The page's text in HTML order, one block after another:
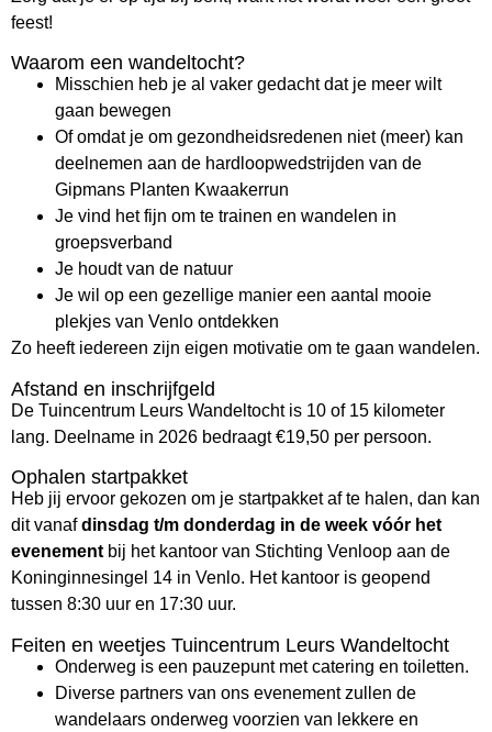
feest!
Waarom een wandeltocht?
Misschien heb je al vaker gedacht dat je meer wilt
gaan bewegen
Of omdat je om gezondheidsredenen niet (meer) kan
deelnemen aan de hardloopwedstrijden van de
Gipmans Planten Kwaakerrun
Je vind het fijn om te trainen en wandelen in
groepsverband
Je houdt van de natuur
Je wil op een gezellige manier een aantal mooie
plekjes van Venlo ontdekken
Zo heeft iedereen zijn eigen motivatie om te gaan wandelen.
Afstand en inschrijfgeld
De Tuincentrum Leurs Wandeltocht is 10 of 15 kilometer
lang. Deelname in 2026 bedraagt €19,50 per persoon.
Ophalen startpakket
Heb jij ervoor gekozen om je startpakket af te halen, dan kan
dit vanafdinsdag t/m donderdag in de week vóór het
evenement bij het kantoor van Stichting Venloop aan de
Koninginnesingel 14 in Venlo. Het kantoor is geopend
tussen 8:30 uur en 17:30 uur.
Feiten en weetjes Tuincentrum Leurs Wandeltocht
Onderweg is een pauzepunt met catering en toiletten.
Diverse partners van ons evenement zullen de
wandelaars onderweg voorzien van lekkere en